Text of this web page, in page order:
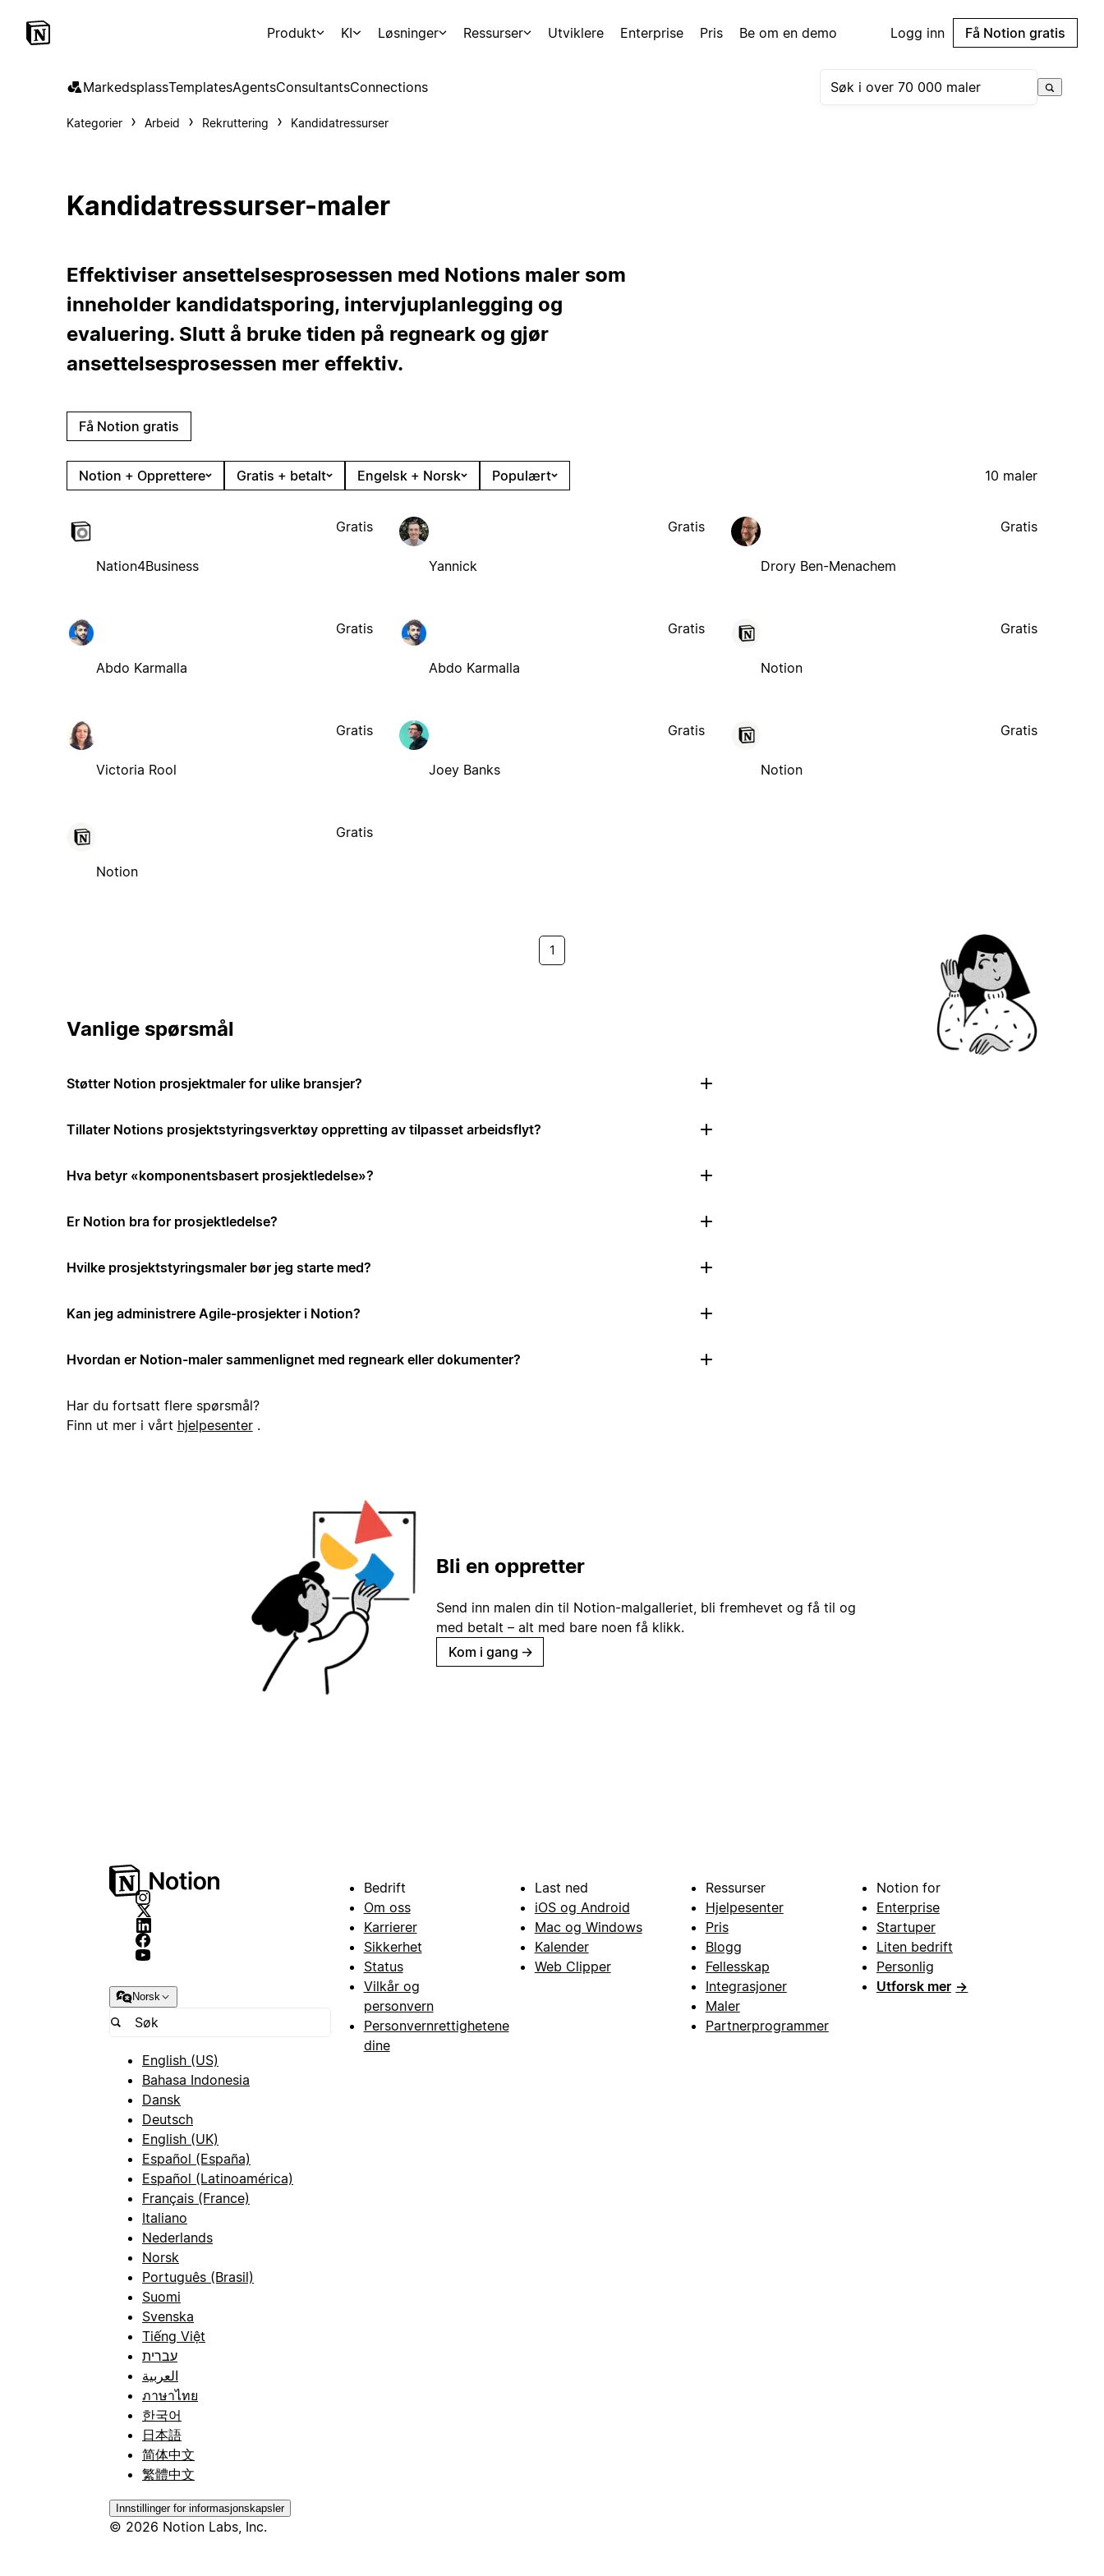
Produkt KI Løsninger Ressurser Utviklere Enterprise Pris Be om en demo Logg inn Få Notion gratis
MarkedsplassTemplatesAgentsConsultantsConnections
Kategorier Arbeid Rekruttering Kandidatressurser
Kandidatressurser-maler
Effektiviser ansettelsesprosessen med Notions maler som
inneholder kandidatsporing, intervjuplanlegging og
evaluering. Slutt å bruke tiden på regneark og gjør
ansettelsesprosessen mer effektiv.
Få Notion gratis
Notion + Opprettere Gratis + betalt Engelsk + Norsk Populært 10 maler
Nation4Business
Gratis
Yannick
Gratis
Drory Ben-Menachem
Gratis
Abdo Karmalla
Gratis
Abdo Karmalla
Gratis
Notion
Gratis
Victoria Rool
Gratis
Joey Banks
Gratis
Notion
Gratis
Notion
Gratis
1
Vanlige spørsmål
Støtter Notion prosjektmaler for ulike bransjer?
Tillater Notions prosjektstyringsverktøy oppretting av tilpasset arbeidsflyt?
Hva betyr «komponentsbasert prosjektledelse»?
Er Notion bra for prosjektledelse?
Hvilke prosjektstyringsmaler bør jeg starte med?
Kan jeg administrere Agile-prosjekter i Notion?
Hvordan er Notion-maler sammenlignet med regneark eller dokumenter?
Har du fortsatt flere spørsmål?
Finn ut mer i vårt hjelpesenter.
Bli en oppretter
Send inn malen din til Notion-malgalleriet, bli fremhevet og få til og
med betalt – alt med bare noen få klikk.
Kom i gang →
Norsk
English (US)
Bahasa Indonesia
Dansk
Deutsch
English (UK)
Español (España)
Español (Latinoamérica)
Français (France)
Italiano
Nederlands
Norsk
Português (Brasil)
Suomi
Svenska
Tiếng Việt
עברית
العربية
ภาษาไทย
한국어
日本語
简体中文
繁體中文
Innstillinger for informasjonskapsler
© 2026 Notion Labs, Inc.
Bedrift
Om oss
Karrierer
Sikkerhet
Status
Vilkår og
personvern
Personvernrettighetene
dine
Last ned
iOS og Android
Mac og Windows
Kalender
Web Clipper
Ressurser
Hjelpesenter
Pris
Blogg
Fellesskap
Integrasjoner
Maler
Partnerprogrammer
Notion for
Enterprise
Startuper
Liten bedrift
Personlig
Utforsk mer →